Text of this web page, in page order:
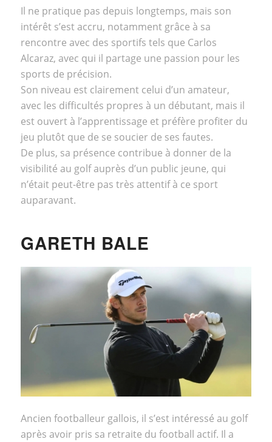
Il ne pratique pas depuis longtemps, mais son
intérêt s’est accru, notamment grâce à sa
rencontre avec des sportifs tels que Carlos
Alcaraz, avec qui il partage une passion pour les
sports de précision.
Son niveau est clairement celui d’un amateur,
avec les difficultés propres à un débutant, mais il
est ouvert à l’apprentissage et préfère profiter du
jeu plutôt que de se soucier de ses fautes.
De plus, sa présence contribue à donner de la
visibilité au golf auprès d’un public jeune, qui
n’était peut-être pas très attentif à ce sport
auparavant.
GARETH BALE
Ancien footballeur gallois, il s’est intéressé au golf
après avoir pris sa retraite du football actif. Il a